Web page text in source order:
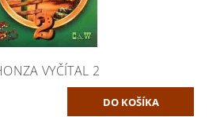
VYČÍTAL 2